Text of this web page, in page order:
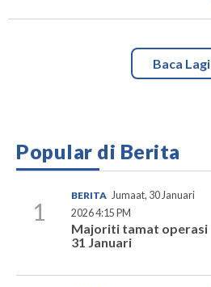
Baca Lagi
Popular di Berita
1
BERITA Jumaat, 30 Januari
2026 4:15 PM
Majoriti tamat operasi
31 Januari